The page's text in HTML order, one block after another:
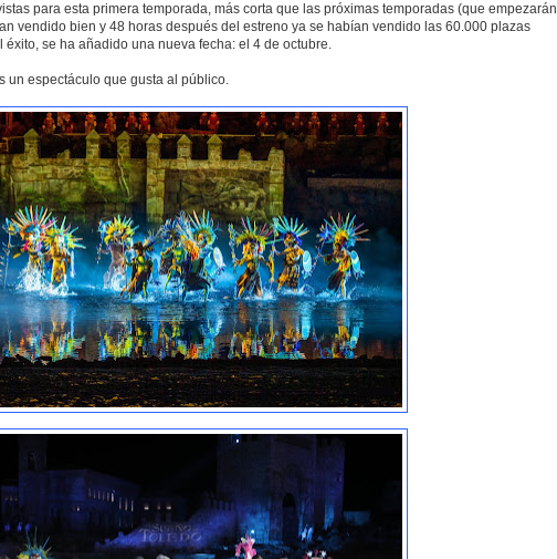
para esta primera temporada, más corta que las próximas temporadas (que empezarán
vendido bien y 48 horas después del estreno ya se habían vendido las 60.000 plazas
se ha añadido una nueva fecha: el 4 de octubre.
un espectáculo que gusta al público.